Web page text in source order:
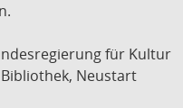
für Kultur
Neustart